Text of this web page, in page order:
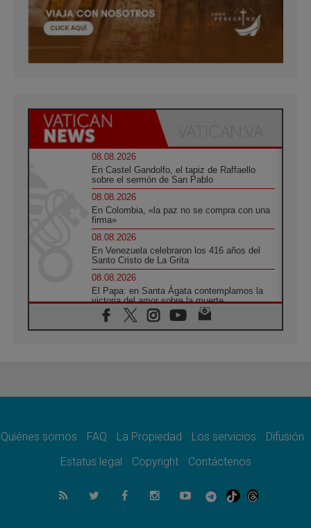
08.08.2026
En Castel Gandolfo, el tapiz de Raffaello
sobre el sermón de San Pablo
08.08.2026
En Colombia, «la paz no se compra con una
firma»
08.08.2026
En Venezuela celebraron los 416 años del
Santo Cristo de La Grita
08.08.2026
El Papa: en Santa Ágata contemplamos la
victoria del amor sobre la muerte
08.08.2026
León XIV visitará el Santuario de la Madre
07.08.2026
07.08.2026
el compromiso del cristiano"
La matanza de niños en Gaza no cesa: 300
muertos en 300 días
Quiénes somos FAQ La Propiedad Los servicios
Difusión
Estatus legal
Copyright Contáctenos